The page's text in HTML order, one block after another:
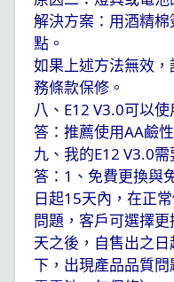
解決方案：用酒精
點。
如果上述方法無效
務條款保修。
八、 E12 V3.0可以使
答：推薦使用AA鹼
九、我的E12 V3.0需
答： 1 、免費更換與
日起15天內，在正
問題，客戶可選擇
天之後，自售出之日
下，出現產品品質